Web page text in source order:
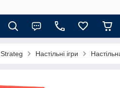
Strateg Настільні ігри